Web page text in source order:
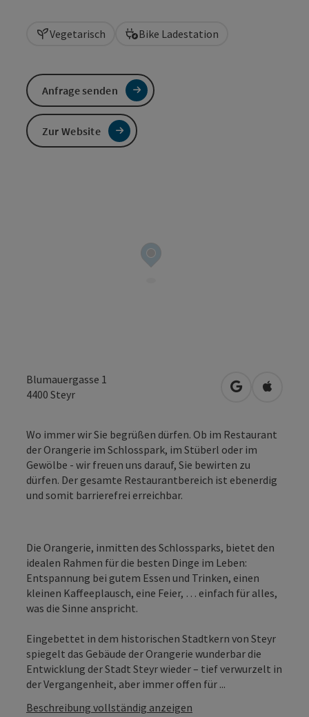
Vegetarisch Bike Ladestation
Blumauergasse 1
4400 Steyr in Google
in
Wo immer wir Sie begrüßen dürfen. Ob im Restaurant
der Orangerie im Schlosspark, im Stüberl oder im
Gewölbe - wir freuen uns darauf, Sie bewirten zu
dürfen. Der gesamte Restaurantbereich ist ebenerdig
und somit barrierefrei erreichbar.
Die Orangerie, inmitten des Schlossparks, bietet den
idealen Rahmen für die besten Dinge im Leben:
Entspannung bei gutem Essen und Trinken, einen
kleinen Kaffeeplausch, eine Feier, … einfach für alles,
was die Sinne anspricht.
Eingebettet in dem historischen Stadtkern von Steyr
spiegelt das Gebäude der Orangerie wunderbar die
Entwicklung der Stadt Steyr wieder – tief verwurzelt in
der Vergangenheit, aber immer offen für ...
Beschreibung vollständig anzeigen
Anfrage senden
Zur Website